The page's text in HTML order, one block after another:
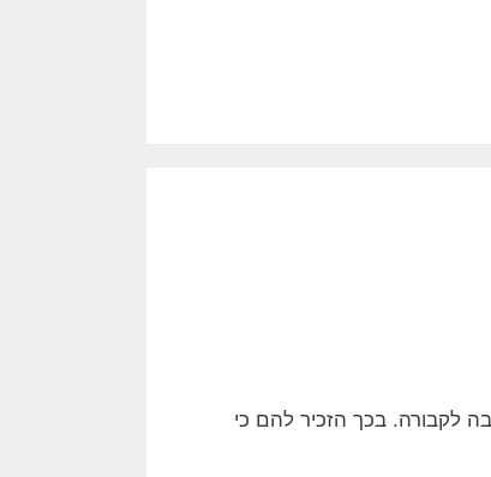
בה לקבורה. בכך הזכיר להם כי